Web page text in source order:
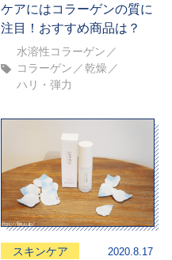
ケアにはコラーゲンの質に
注目！おすすめ商品は？
水溶性コラーゲン
コラーゲン
乾燥
ハリ・弾力
スキンケア 2020.8.17